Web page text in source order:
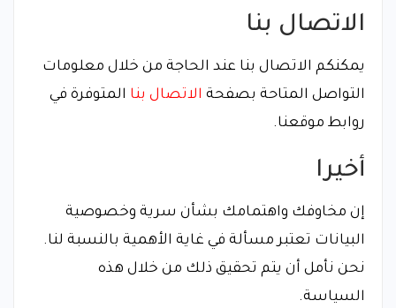
الاتصال بنا
يمكنكم الاتصال بنا عند الحاجة من خلال معلومات
التواصل المتاحة بصفحة الاتصال بنا المتوفرة في
روابط موقعنا.
أخيرا
إن مخاوفك واهتمامك بشأن سرية وخصوصية
البيانات تعتبر مسألة في غاية الأهمية بالنسبة لنا.
نحن نأمل أن يتم تحقيق ذلك من خلال هذه
السياسة.